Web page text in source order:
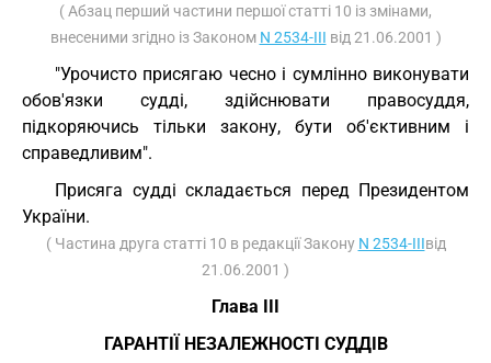
( Абзац перший частини першої статті 10 із змінами,
внесеними згідно із Законом N 2534-III від 21.06.2001 )
"Урочисто присягаю чесно і сумлінно виконувати
обов'язки судді, здійснювати правосуддя,
підкоряючись тільки закону, бути об'єктивним і
справедливим".
Присяга судді складається перед Президентом
України.
( Частина друга статті 10 в редакції Закону N 2534-IIIвід
21.06.2001 )
Глава III
ГАРАНТІЇ НЕЗАЛЕЖНОСТІ СУДДІВ